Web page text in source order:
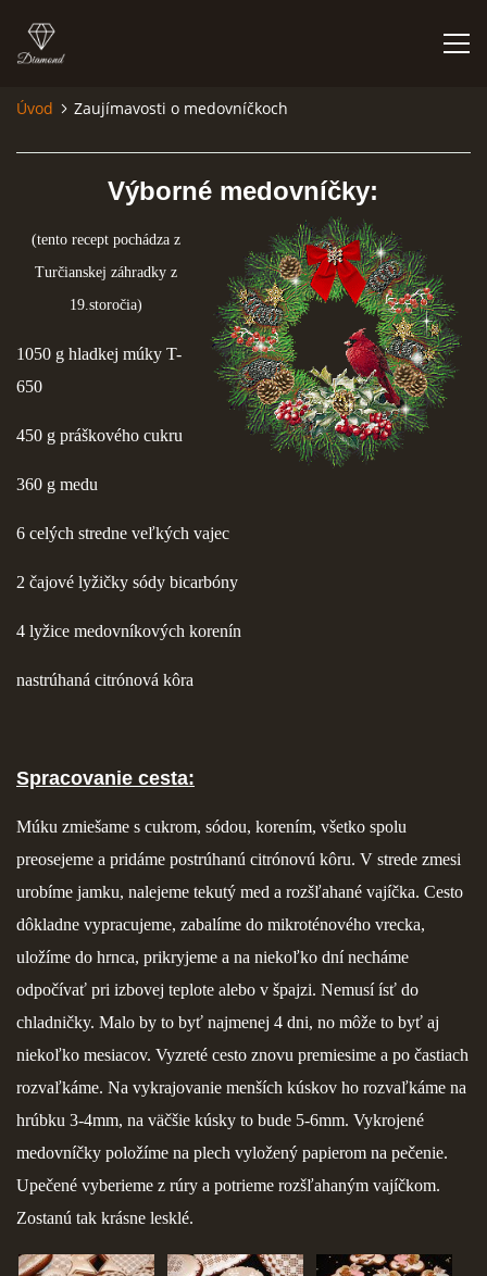
NIEČO O MNE A MOJEJ ZÁĽUBE
FÓRUM - PORADŇA
DOBRÉ RADY NIELEN PRE ZAČIATOČNÍKOV
NAJČASTEJŠIE OTÁZKY
FOTOPOSTUPY
MARCIPÁN A INÉ POŤAHOVÉ HMOTY
VIDEÁ
***VIANOCE***
KVÁSKOVANIE
KURZY - ŠKOLENIA
Torty od Lorny
0911494673
Úvod Zaujímavosti o medovníčkoch
Výborné medovníčky:
(tento recept pochádza z
Turčianskej záhradky z
19.storočia)
1050 g hladkej múky T-
650
450 g práškového cukru
360 g medu
6 celých stredne veľkých vajec
2 čajové lyžičky sódy bicarbóny
4 lyžice medovníkových korenín
nastrúhaná citrónová kôra
Spracovanie cesta:
Múku zmiešame s cukrom, sódou, korením, všetko spolu
preosejeme a pridáme postrúhanú citrónovú kôru. V strede zmesi
urobíme jamku, nalejeme tekutý med a rozšľahané vajíčka. Cesto
dôkladne vypracujeme, zabalíme do mikroténového vrecka,
uložíme do hrnca, prikryjeme a na niekoľko dní necháme
odpočívať pri izbovej teplote alebo v špajzi. Nemusí ísť do
chladničky. Malo by to byť najmenej 4 dni, no môže to byť aj
niekoľko mesiacov. Vyzreté cesto znovu premiesime a po častiach
rozvaľkáme. Na vykrajovanie menších kúskov ho rozvaľkáme na
hrúbku 3-4mm, na väčšie kúsky to bude 5-6mm. Vykrojené
medovníčky položíme na plech vyložený papierom na pečenie.
Upečené vyberieme z rúry a potrieme rozšľahaným vajíčkom.
Zostanú tak krásne lesklé.